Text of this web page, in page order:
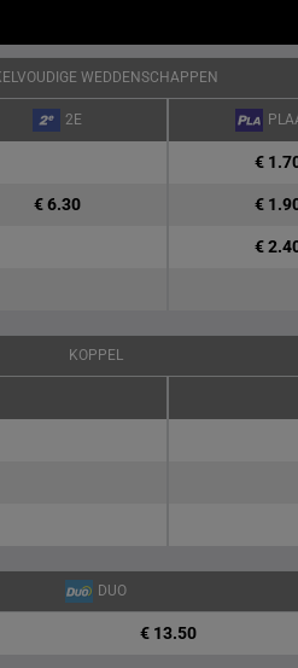
WEDDENSCHAPPEN
2E
€
€ 6.30 €
€
KOPPEL
DUO
€ 13.50